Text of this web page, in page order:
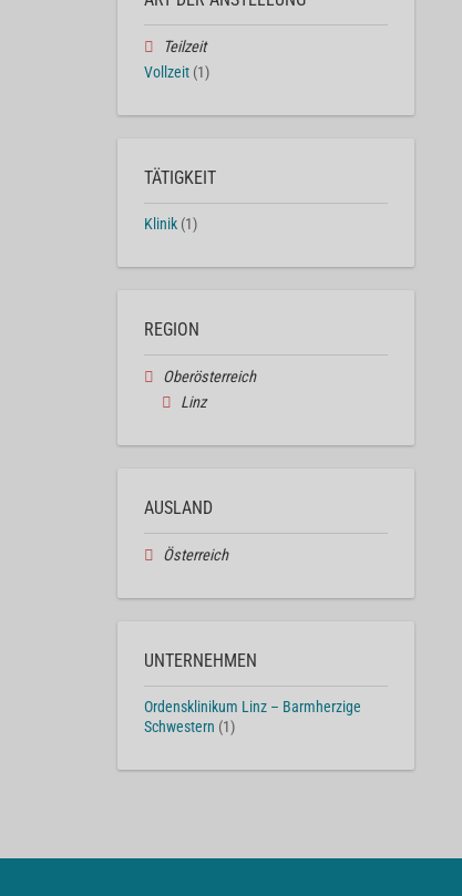
Teilzeit
Vollzeit (1)
TÄTIGKEIT
Klinik (1)
REGION
Oberösterreich
Linz
AUSLAND
Österreich
UNTERNEHMEN
Ordensklinikum Linz – Barmherzige
Schwestern (1)